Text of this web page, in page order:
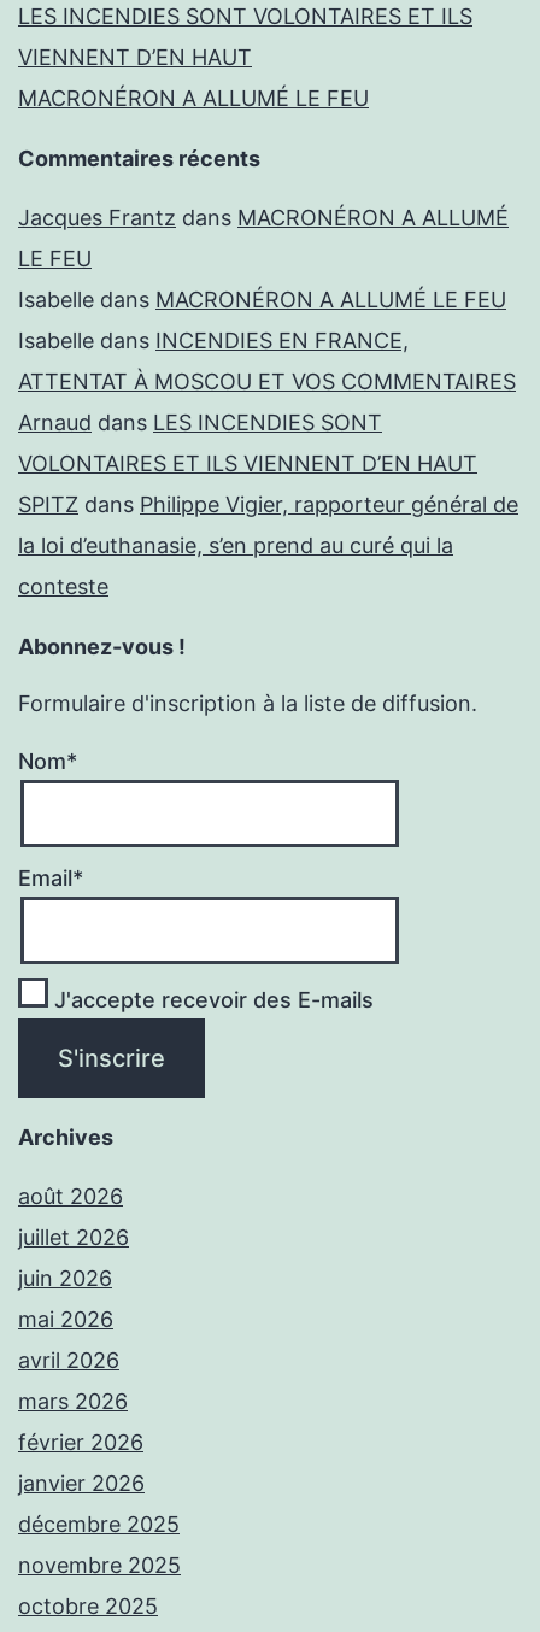
LES INCENDIES SONT VOLONTAIRES ET ILS
VIENNENT D’EN HAUT
MACRONÉRON A ALLUMÉ LE FEU
Commentaires récents
Jacques Frantz dans MACRONÉRON A ALLUMÉ
LE FEU
Isabelle dans MACRONÉRON A ALLUMÉ LE FEU
Isabelle dans INCENDIES EN FRANCE,
ATTENTAT À MOSCOU ET VOS COMMENTAIRES
Arnaud dans LES INCENDIES SONT
VOLONTAIRES ET ILS VIENNENT D’EN HAUT
SPITZ dans Philippe Vigier, rapporteur général de
la loi d’euthanasie, s’en prend au curé qui la
conteste
Abonnez-vous !
Formulaire d'inscription à la liste de diffusion.
Nom*
Email*
J'accepte recevoir des E-mails
Archives
août 2026
juillet 2026
juin 2026
mai 2026
avril 2026
mars 2026
février 2026
janvier 2026
décembre 2025
novembre 2025
octobre 2025